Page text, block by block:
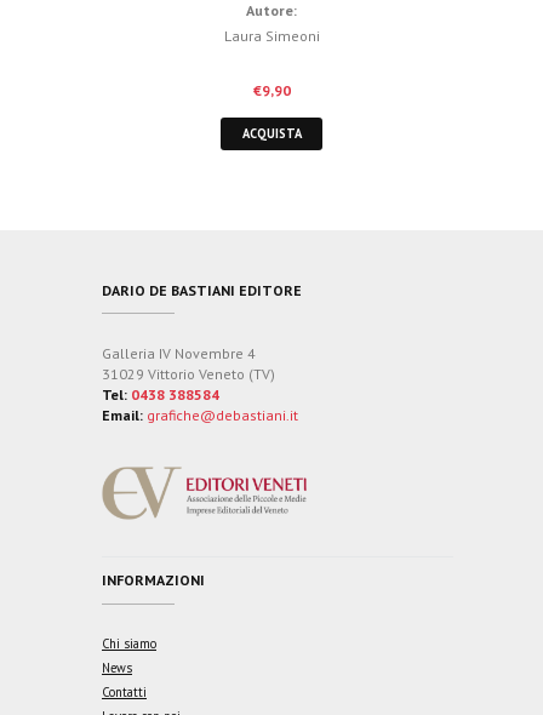
Autore:
Laura Simeoni
€9,90
ACQUISTA
DARIO DE BASTIANI EDITORE
Galleria IV Novembre 4
31029 Vittorio Veneto (TV)
Tel: 0438 388584
Email: grafiche@debastiani.it
INFORMAZIONI
Chi siamo
News
Contatti